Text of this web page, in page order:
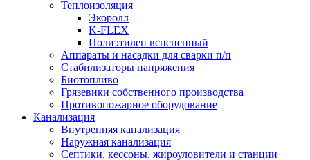
Теплоизоляция
Экоролл
K-FLEX
Полиэтилен вспененный
Аппараты и насадки для сварки п/п
Стабилизаторы напряжения
Биотопливо
Грязевики собственного производства
Противопожарное оборудование
Канализация
Внутренняя канализация
Наружная канализация
Септики, кессоны, жироуловители и станции